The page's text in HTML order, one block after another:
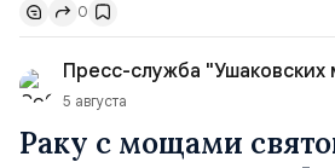
контролировали пролив на
50/50. Стало: Новое соглашение
Ираном...
0
Пресс-служба "Ушаковских
5 августа
Раку с мощами